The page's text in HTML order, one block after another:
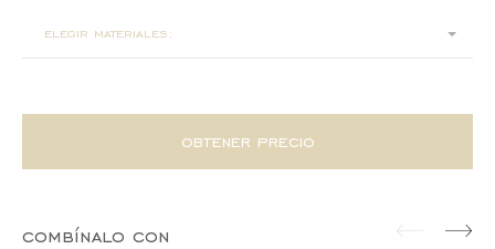
elegir materiales:
obtener precio
combínalo con